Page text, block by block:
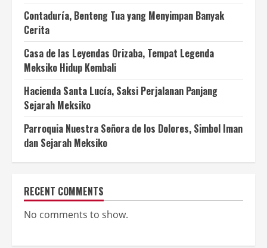
Contaduría, Benteng Tua yang Menyimpan Banyak
Cerita
Casa de las Leyendas Orizaba, Tempat Legenda
Meksiko Hidup Kembali
Hacienda Santa Lucía, Saksi Perjalanan Panjang
Sejarah Meksiko
Parroquia Nuestra Señora de los Dolores, Simbol Iman
dan Sejarah Meksiko
RECENT COMMENTS
No comments to show.